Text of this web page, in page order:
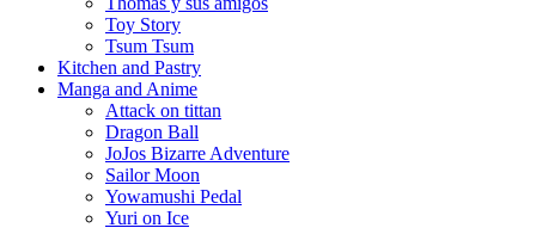
Toy Story
Tsum Tsum
Kitchen and Pastry
Manga and Anime
Attack on tittan
Dragon Ball
JoJos Bizarre Adventure
Sailor Moon
Yowamushi Pedal
Yuri on Ice